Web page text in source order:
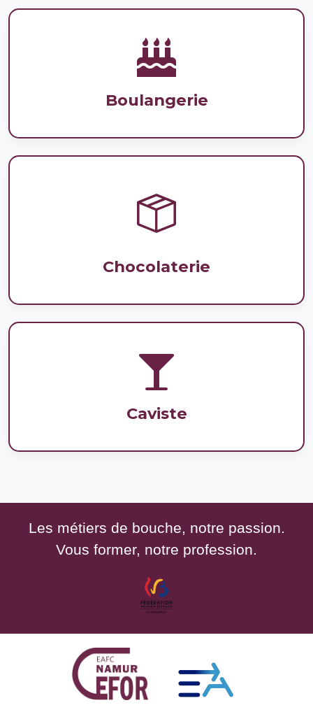
Boulangerie
Chocolaterie
Caviste
Les métiers de bouche, notre passion.
Vous former, notre profession.